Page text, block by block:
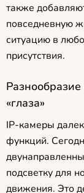
также
повседневную
ситуацию в
присутствия.
«глаза»
IP-камеры
функций.
подсветку для
движения. Это